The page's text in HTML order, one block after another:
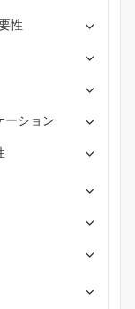
性
ーション